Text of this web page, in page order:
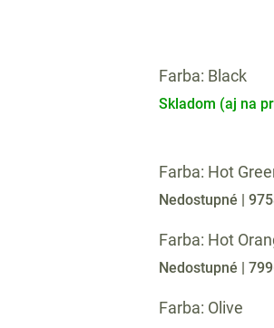
Farba: Black
Skladom (aj na
Farba: Hot
Nedostupné |
Farba: Hot
Nedostupné |
Farba: Olive